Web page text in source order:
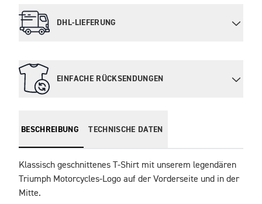
DHL-LIEFERUNG
EINFACHE RÜCKSENDUNGEN
BESCHREIBUNG TECHNISCHE DATEN
Klassisch geschnittenes T-Shirt mit unserem legendären
Triumph Motorcycles-Logo auf der Vorderseite und in der
Mitte.